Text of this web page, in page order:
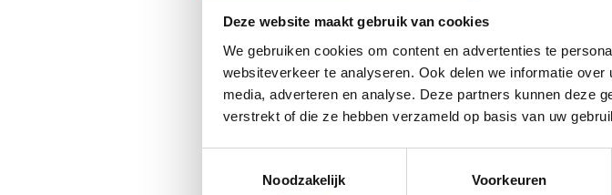
Deze website maakt gebruik van cookies
We gebruiken cookies om content en advertenties te
websiteverkeer te analyseren. Ook delen we informatie
media, adverteren en analyse. Deze partners kunnen deze
verstrekt of die ze hebben verzameld op basis van uw
Noodzakelijk
Voorkeuren
“Met zijn brede ervaring in bedrijfsvoering en
Bestuur completeren. We zijn ervan overtuigd
waardevolle bijdrage zal leveren en kijken uit
Roger Kerff, voorzitter Raad van Toezicht.